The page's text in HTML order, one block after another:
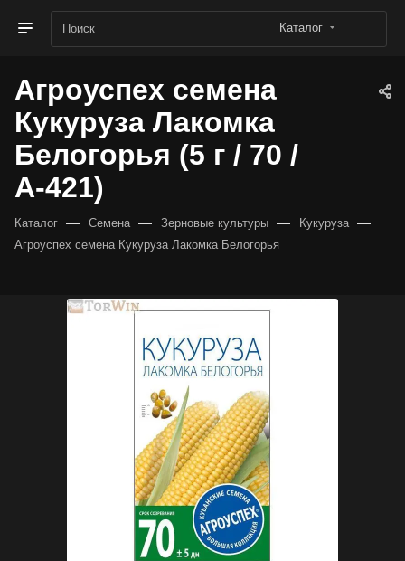
Каталог
Агроуспех семена
Кукуруза Лакомка
Белогорья (5 г / 70 /
А-421)
Каталог — Семена — Зерновые культуры — Кукуруза —
Агроуспех семена Кукуруза Лакомка Белогорья